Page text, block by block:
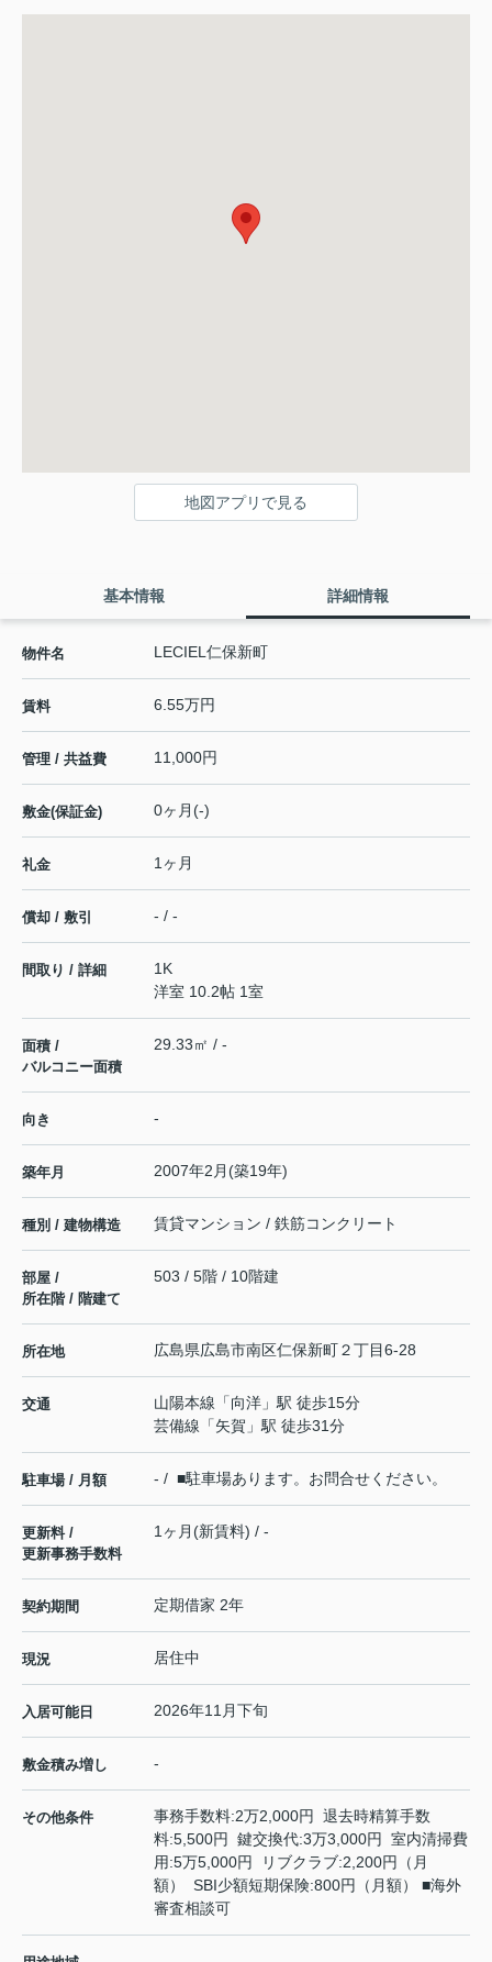
地図アプリで見る
基本情報 詳細情報
物件名 LECIEL仁保新町
賃料 6.55万円
管理 / 共益費 11,000円
敷金(保証金) 0ヶ月(-)
礼金 1ヶ月
償却 / 敷引 - / -
間取り / 詳細
1K
洋室 10.2帖 1室
面積 /
バルコニー面積
29.33㎡ / -
向き -
築年月 2007年2月(築19年)
種別 / 建物構造 賃貸マンション / 鉄筋コンクリート
部屋 /
所在階 / 階建て
503 / 5階 / 10階建
所在地 広島県広島市南区仁保新町２丁目6-28
交通 山陽本線 「向洋 」駅 徒歩15分
芸備線 「矢賀 」駅 徒歩31分
駐車場 / 月額 - / ■駐車場あります。お問合せください。
更新料 /
更新事務手数料
1ヶ月(新賃料) / -
契約期間 定期借家 2年
現況 居住中
入居可能日 2026年11月下旬
敷金積み増し -
その他条件
事務手数料:2万2,000円 退去時精算手数
料:5,500円 鍵交換代:3万3,000円 室内清掃費
用:5万5,000円 リブクラブ:2,200円（月
額） SBI少額短期保険:800円（月額） ■海外
審査相談可